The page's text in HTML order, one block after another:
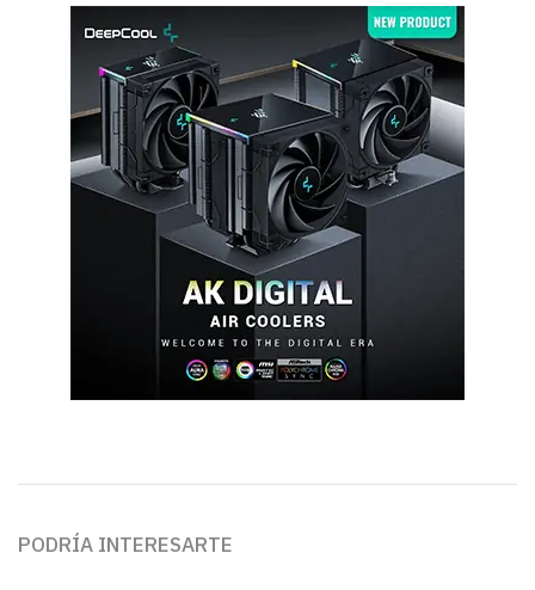
PODRÍA INTERESARTE